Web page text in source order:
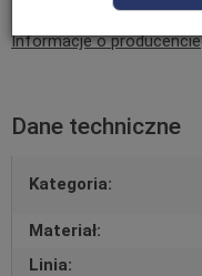
Informacje o producencie
Dane techniczne
Kategoria:
Materiał:
Linia: